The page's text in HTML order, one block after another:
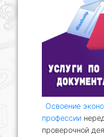
Освоение
профессии
проверочной